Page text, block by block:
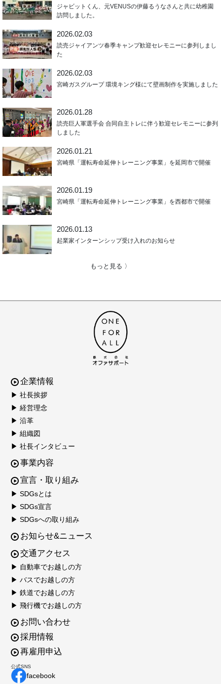
ジャビットくん、元VENUSの伊藤るうなさんと共に幼稚園
訪問しました。
2026.02.03
読売ジャイアンツ春季キャンプ歓迎セレモニーに参列しまし
た
2026.02.03
宮崎ガスグループ 環境キング様にて壁画制作を実施しました
2026.01.28
読売巨人軍選手会 合同自主トレに伴う歓迎セレモニーに参列
しました
2026.01.21
宮崎県「運転寿命延伸トレーニング事業」を延岡市で開催
2026.01.19
宮崎県「運転寿命延伸トレーニング事業」を西都市で開催
2026.01.13
起業家インターンシップ受け入れのお知らせ
もっと見る 〉
企業情報
▶ 社長挨拶
▶ 経営理念
▶ 沿革
▶ 組織図
▶ 社長インタビュー
事業内容
宣言・取り組み
▶ SDGsとは
▶ SDGs宣言
▶ SDGsへの取り組み
お知らせ&ニュース
交通アクセス
▶ 自動車でお越しの方
▶ バスでお越しの方
▶ 鉄道でお越しの方
▶ 飛行機でお越しの方
お問い合わせ
採用情報
再雇用申込
公式SNS
facebook